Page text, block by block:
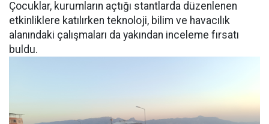
Çocuklar, kurumların açtığı stantlarda düzenlenen
etkinliklere katılırken teknoloji, bilim ve havacılık
alanındaki çalışmaları da yakından inceleme fırsatı
buldu.